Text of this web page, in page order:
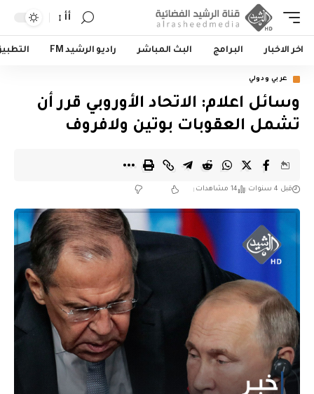
أأ
اخر الاخبار البرامج البث المباشر راديو الرشيد FM
عربي ودولي
وسائل اعلام: الاتحاد الأوروبي قرر أن
تشمل العقوبات بوتين ولافروف
قبل 4 سنوات 14 مشاهدات